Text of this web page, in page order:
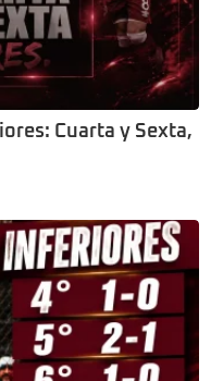
Cuarta y Sexta,